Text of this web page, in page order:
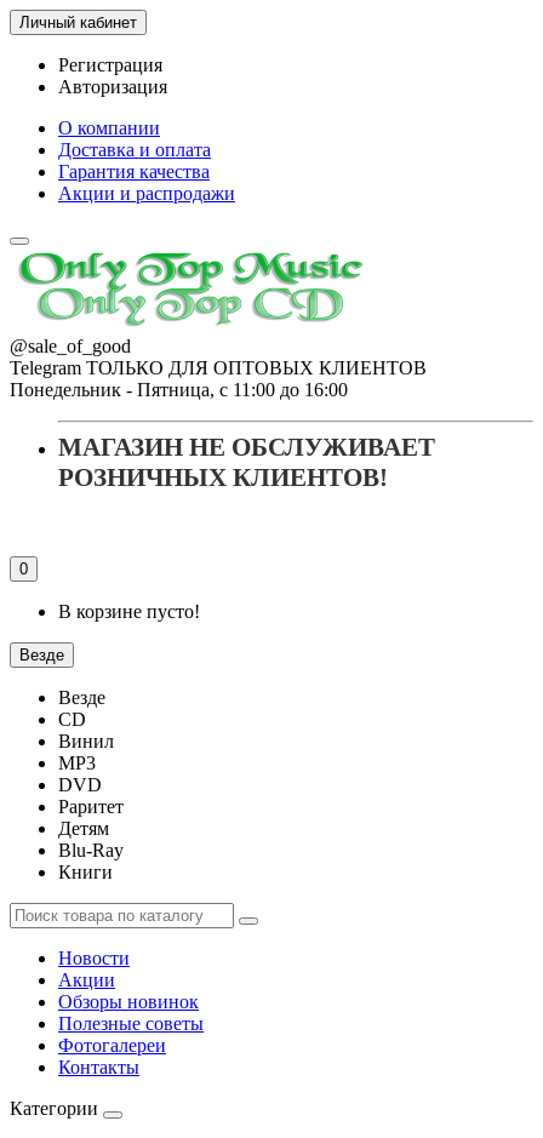
Личный кабинет
Регистрация
Авторизация
О компании
Доставка и оплата
Гарантия качества
Акции и распродажи
@sale_of_good
Telegram ТОЛЬКО ДЛЯ ОПТОВЫХ КЛИЕНТОВ
Понедельник - Пятница, с 11:00 до 16:00
МАГАЗИН НЕ ОБСЛУЖИВАЕТ
РОЗНИЧНЫХ КЛИЕНТОВ!
0
В корзине пусто!
Везде
Везде
CD
Винил
MP3
DVD
Раритет
Детям
Blu-Ray
Книги
Новости
Акции
Обзоры новинок
Полезные советы
Фотогалереи
Контакты
Категории